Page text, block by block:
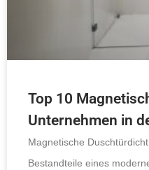
Top 10
Unternehmen in
Magnetische
Bestandteile eines